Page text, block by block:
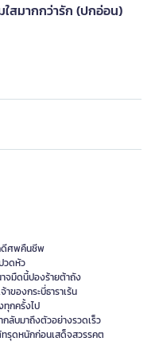
สมากกว่ารัก (ปกอ่อน)
ดีศพคืนชีพ
วดหัว
าจมืดนี้ปองร้ายต้าถัง
ของกระบี่ธาราเร้น
ทุกครั้งไป
ลับมาถึงตัวอย่างรวดเร็ว
รุดหนักก่อนเสด็จสวรรคต